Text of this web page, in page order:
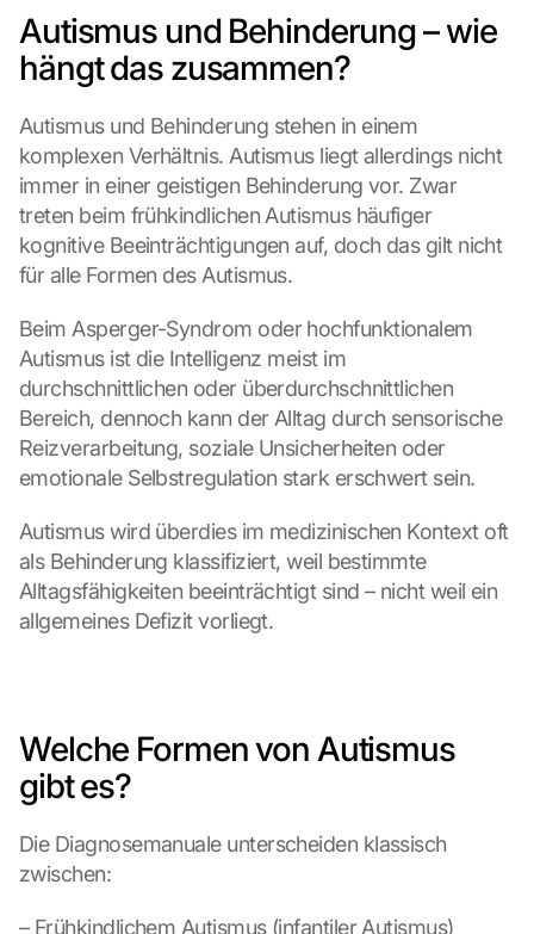
Autismus und Behinderung – wie
hängt das zusammen?
Autismus und Behinderung stehen in einem
komplexen Verhältnis. Autismus liegt allerdings nicht
immer in einer geistigen Behinderung vor. Zwar
treten beim frühkindlichen Autismus häufiger
kognitive Beeinträchtigungen auf, doch das gilt nicht
für alle Formen des Autismus.
Beim Asperger-Syndrom oder hochfunktionalem
Autismus ist die Intelligenz meist im
durchschnittlichen oder überdurchschnittlichen
Bereich, dennoch kann der Alltag durch sensorische
Reizverarbeitung, soziale Unsicherheiten oder
emotionale Selbstregulation stark erschwert sein.
Autismus wird überdies im medizinischen Kontext oft
als Behinderung klassifiziert, weil bestimmte
Alltagsfähigkeiten beeinträchtigt sind – nicht weil ein
allgemeines Defizit vorliegt.
Welche Formen von Autismus
gibt es?
Die Diagnosemanuale unterscheiden klassisch
zwischen:
– Frühkindlichem Autismus (infantiler Autismus)